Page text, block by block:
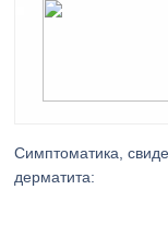
Симптоматика,
дерматита: